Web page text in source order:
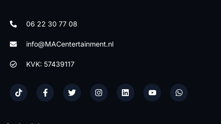
06 22 30 77 08
info@MACentertainment.nl
KVK: 57439117